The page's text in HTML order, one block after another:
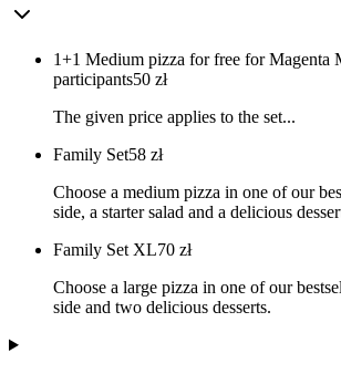
1+1 Medium pizza for free for Magenta
participants50 zł
The given price applies to the set...
Family Set58 zł
Choose a medium pizza in one of our
side, a starter salad and a delicious
Family Set XL70 zł
Choose a large pizza in one of our
side and two delicious desserts.